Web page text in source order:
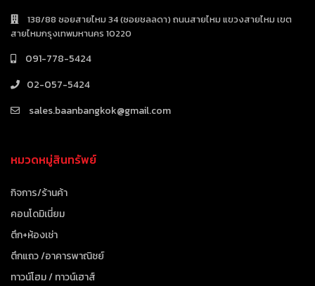
138/88 ซอยสายไหม 34 (ซอยชลลดา) ถนนสายไหม แขวงสายไหม เขต
สายไหมกรุงเทพมหานคร 10220
091-778-5424
02-057-5424
sales.baanbangkok@gmail.com
หมวดหมู่สินทรัพย์
กิจการ/ร้านค้า
คอนโดมิเนี่ยม
ตึก+ห้องเช่า
ตึกแถว /อาคารพาณิชย์
ทาวน์โฮม / ทาวน์เฮาส์